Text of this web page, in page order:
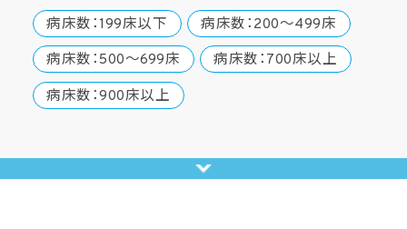
病床数：199床以下
病床数：200～499床
病床数：500～699床
病床数：700床以上
病床数：900床以上